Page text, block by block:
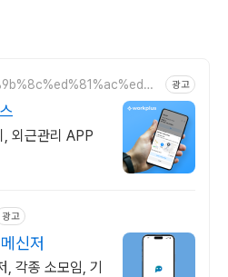
광고
, 외근관리 APP
광고
신저
, 각종 소모임, 기